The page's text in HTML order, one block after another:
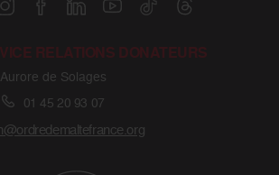
RELATIONS DONATEURS
Aurore de Solages
01 45 20 93 07